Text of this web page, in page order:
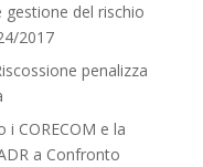
gestione del rischio
2017
penalizza
CORECOM e la
a Confronto